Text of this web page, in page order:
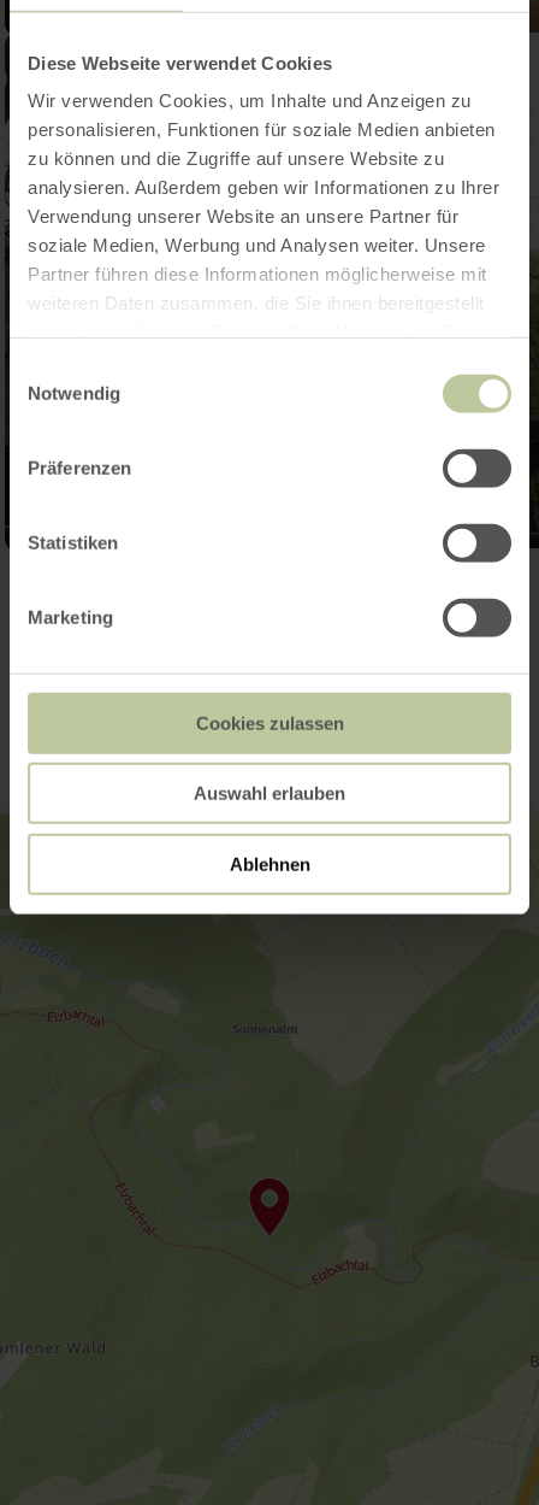
Diese Webseite verwendet Cookies
Wir verwenden Cookies, um Inhalte und Anzeigen zu
personalisieren, Funktionen für soziale Medien anbieten
zu können und die Zugriffe auf unsere Website zu
analysieren. Außerdem geben wir Informationen zu Ihrer
Verwendung unserer Website an unsere Partner für
soziale Medien, Werbung und Analysen weiter. Unsere
Partner führen diese Informationen möglicherweise mit
weiteren Daten zusammen, die Sie ihnen bereitgestellt
Notwendig
Präferenzen
Statistiken
Marketing
Cookies zulassen
Auswahl erlauben
Ablehnen
Contact